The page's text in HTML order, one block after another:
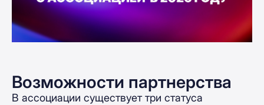
Возможности партнерства
В ассоциации существует три статуса